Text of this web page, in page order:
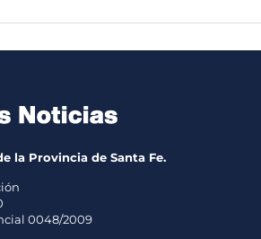
la Provincia de Santa Fe.
0048/2009